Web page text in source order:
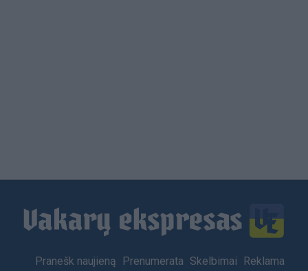
Footer
Pranešk naujieną Prenumerata Skelbimai Reklama